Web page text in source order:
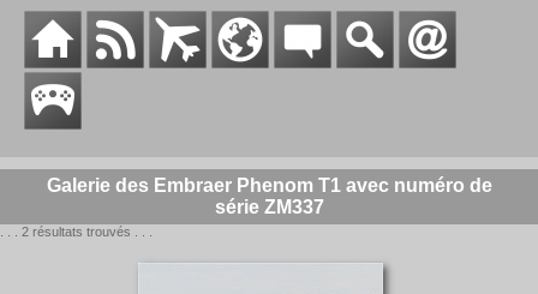
Galerie des Embraer Phenom T1 avec numéro de
série ZM337
. . . 2 résultats trouvés . . .